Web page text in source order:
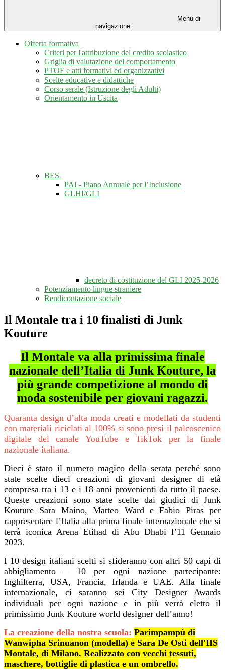
Menu di
navigazione
Offerta formativa
Criteri per l'attribuzione del credito scolastico
Griglia di valutazione del comportamento
PTOF e atti formativi ed organizzativi
Scelte educative e didattiche
Corso serale (Istruzione degli Adulti)
Orientamento in Uscita
BES
PAI - Piano Annuale per l’Inclusione
GLHI/GLI
decreto di costituzione del GLI 2025-2026
Potenziamento lingue straniere
Rendicontazione sociale
Il Montale tra i 10 finalisti di Junk
Kouture
Il Montale va alla primissima finale
nazionale dell’Italia di Junk Kouture, la
più grande competizione al mondo di
moda sostenibile per giovani ragazzi.
Quaranta design d’alta moda creati e modellati da studenti
con materiali riciclati al 100% si sono presi il palcoscenico
digitale del canale YouTube e TikTok per la finale
nazionale italiana.
Dieci è stato il numero magico della serata perché sono
state scelte dieci creazioni di giovani designer di età
compresa tra i 13 e i 18 anni provenienti da tutto il paese.
Queste creazioni sono state scelte dai giudici di Junk
Kouture Sara Maino, Matteo Ward e Fabio Piras per
rappresentare l’Italia alla prima finale internazionale che si
terrà iconica Arena Etihad di Abu Dhabi l’11 Gennaio
2023.
I 10 design italiani scelti si sfideranno con altri 50 capi di
abbigliamento – 10 per ogni nazione partecipante:
Inghilterra, USA, Francia, Irlanda e UAE. Alla finale
internazionale, ci saranno sei City Designer Awards
individuali per ogni nazione e in più verrà eletto il
primissimo Junk Kouture world designer dell’anno!
La creazione della nostra scuola: Parimpampù di
Wanwipha Srinuanon (modella) e Sara De Osti dell'IIS
Montale, di Milano. Realizzato con vecchi tessuti,
maschere, bottiglie di plastica e un ombrello.